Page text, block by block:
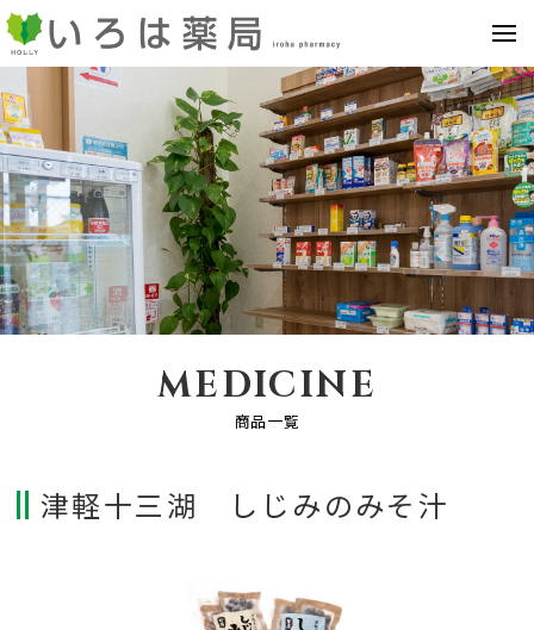
MEDICINE
商品一覧
津軽十三湖 しじみのみそ汁